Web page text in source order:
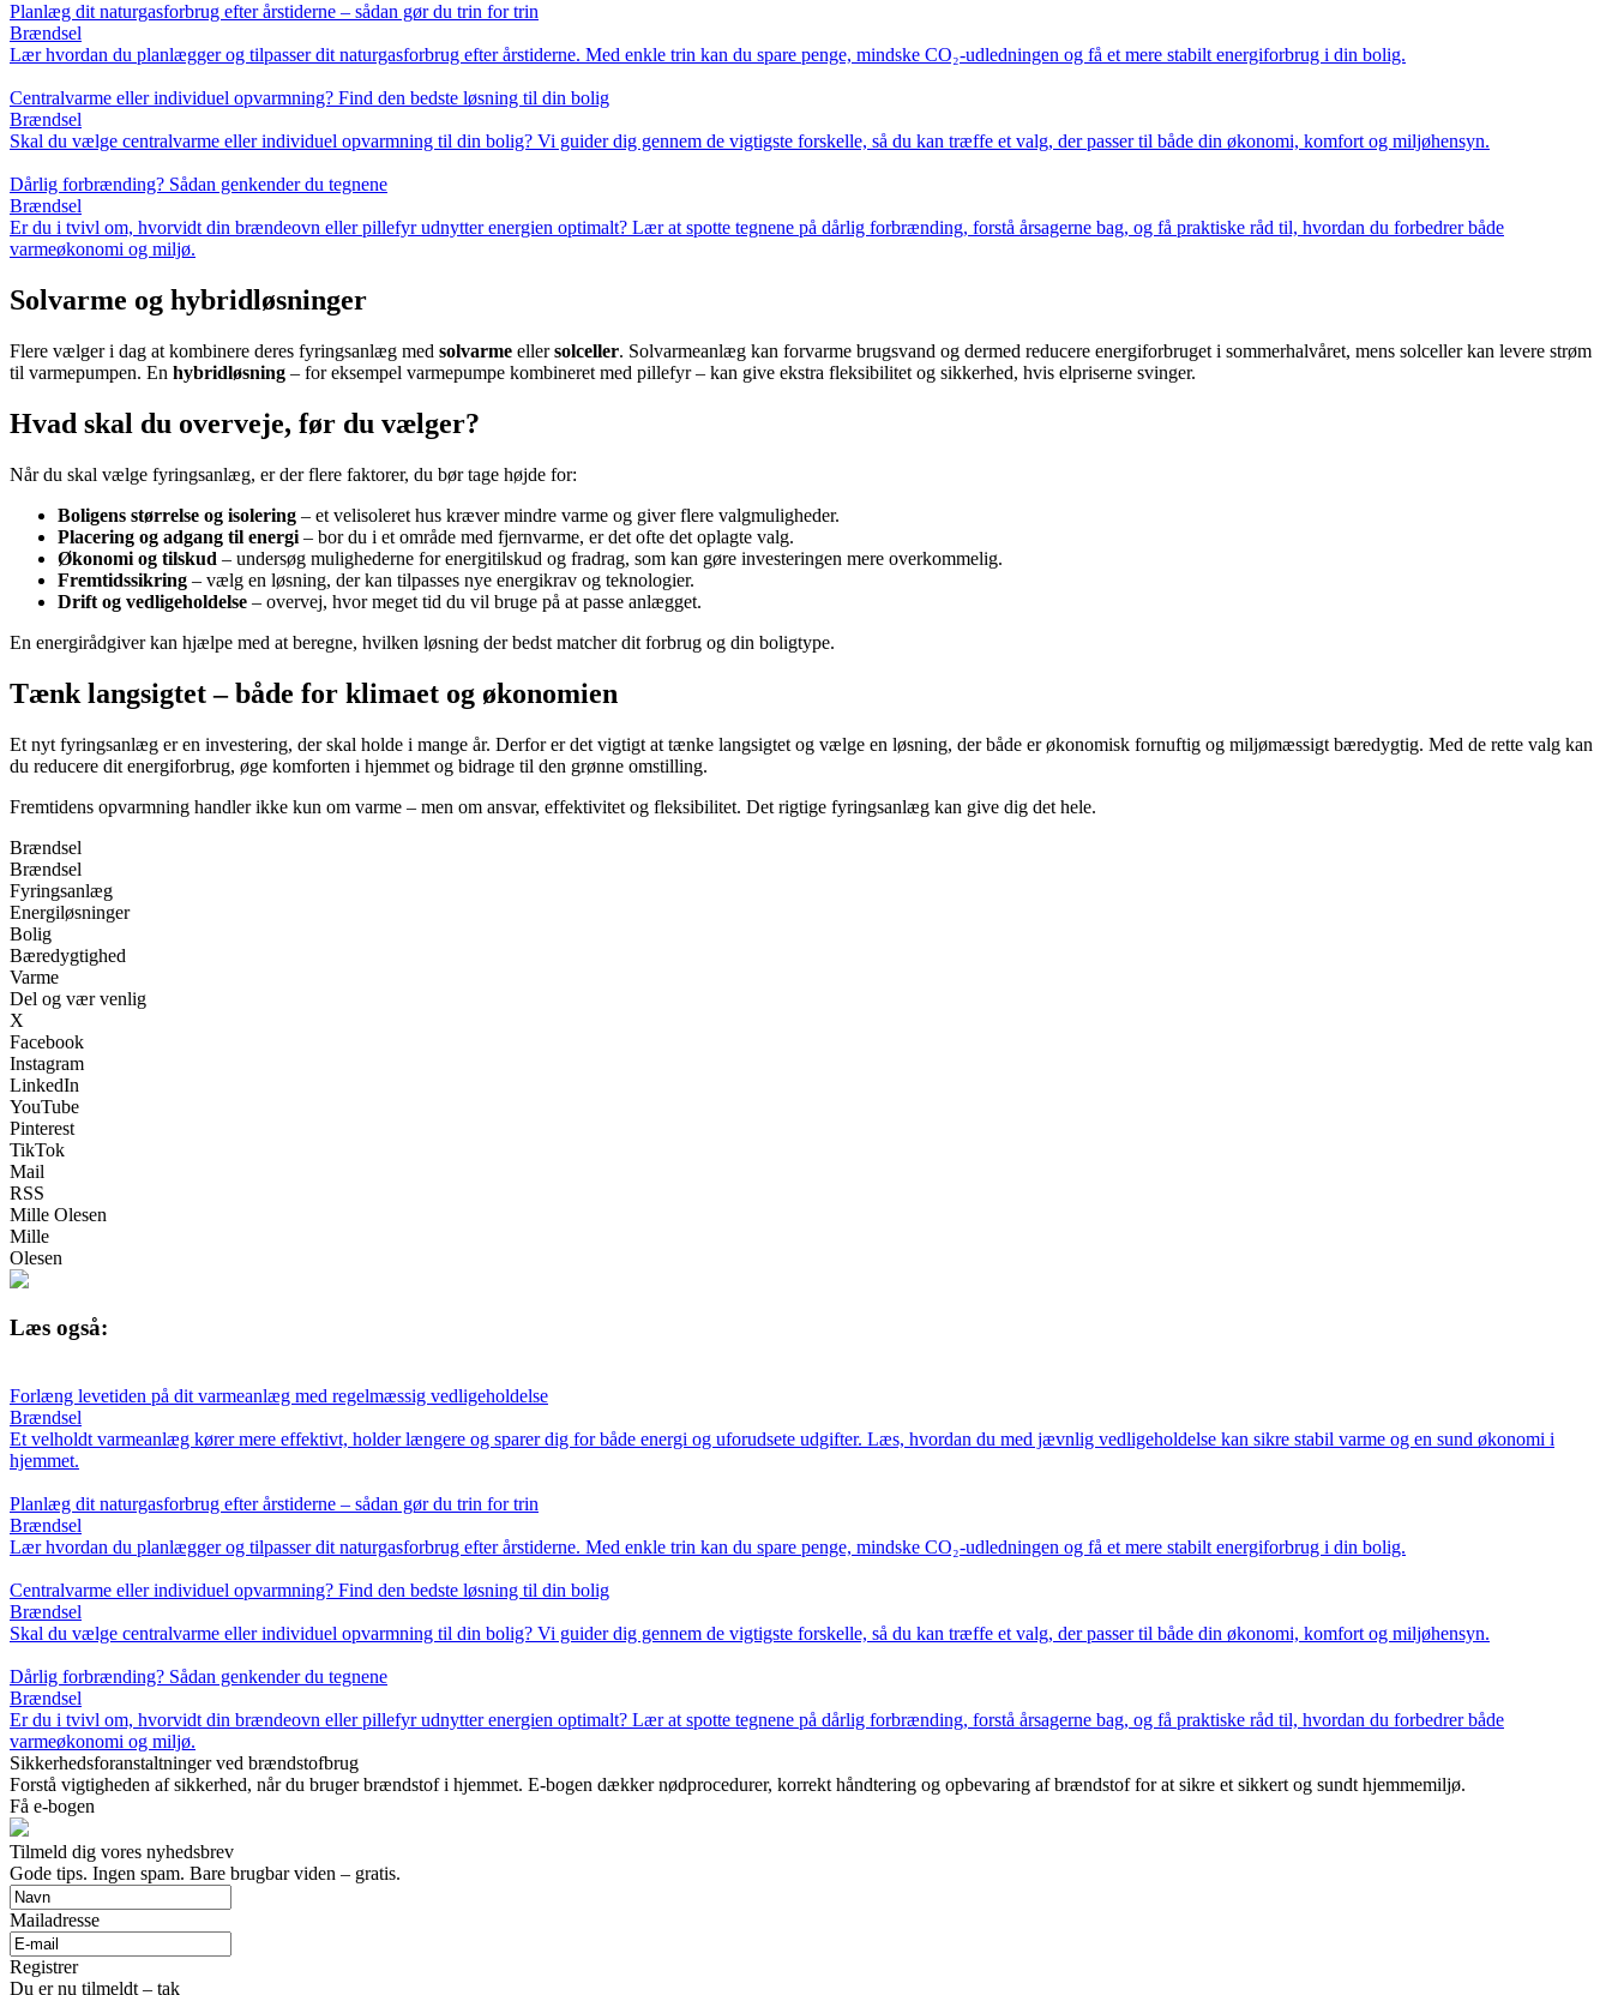
Planlæg dit naturgasforbrug efter årstiderne – sådan gør du trin for trin
Brændsel
Lær hvordan du planlægger og tilpasser dit naturgasforbrug efter årstiderne. Med enkle trin kan du spare penge, mindske CO₂-udledningen og få et mere stabilt energiforbrug i din bolig.
Centralvarme eller individuel opvarmning? Find den bedste løsning til din bolig
Brændsel
Skal du vælge centralvarme eller individuel opvarmning til din bolig? Vi guider dig gennem de vigtigste forskelle, så du kan træffe et valg, der passer til både din økonomi, komfort og miljøhensyn.
Dårlig forbrænding? Sådan genkender du tegnene
Brændsel
Er du i tvivl om, hvorvidt din brændeovn eller pillefyr udnytter energien optimalt? Lær at spotte tegnene på dårlig forbrænding, forstå årsagerne bag, og få praktiske råd til, hvordan du forbedrer både
varmeøkonomi og miljø.
Solvarme og hybridløsninger
Flere vælger i dag at kombinere deres fyringsanlæg med solvarme ellersolceller. Solvarmeanlæg kan forvarme brugsvand og dermed reducere energiforbruget i sommerhalvåret, mens solceller kan levere strøm
til varmepumpen. En hybridløsning – for eksempel varmepumpe kombineret med pillefyr – kan give ekstra fleksibilitet og sikkerhed, hvis elpriserne svinger.
Hvad skal du overveje, før du vælger?
Når du skal vælge fyringsanlæg, er der flere faktorer, du bør tage højde for:
Boligens størrelse og isolering – et velisoleret hus kræver mindre varme og giver flere valgmuligheder.
Placering og adgang til energi – bor du i et område med fjernvarme, er det ofte det oplagte valg.
Økonomi og tilskud – undersøg mulighederne for energitilskud og fradrag, som kan gøre investeringen mere overkommelig.
Fremtidssikring – vælg en løsning, der kan tilpasses nye energikrav og teknologier.
Drift og vedligeholdelse – overvej, hvor meget tid du vil bruge på at passe anlægget.
En energirådgiver kan hjælpe med at beregne, hvilken løsning der bedst matcher dit forbrug og din boligtype.
Tænk langsigtet – både for klimaet og økonomien
Et nyt fyringsanlæg er en investering, der skal holde i mange år. Derfor er det vigtigt at tænke langsigtet og vælge en løsning, der både er økonomisk fornuftig og miljømæssigt bæredygtig. Med de rette valg kan
du reducere dit energiforbrug, øge komforten i hjemmet og bidrage til den grønne omstilling.
Fremtidens opvarmning handler ikke kun om varme – men om ansvar, effektivitet og fleksibilitet. Det rigtige fyringsanlæg kan give dig det hele.
Brændsel
Brændsel
Fyringsanlæg
Energiløsninger
Bolig
Bæredygtighed
Varme
Del og vær venlig
X
Facebook
Instagram
LinkedIn
YouTube
Pinterest
TikTok
Mail
RSS
Mille Olesen
Mille
Olesen
Læs også:
Forlæng levetiden på dit varmeanlæg med regelmæssig vedligeholdelse
Brændsel
Et velholdt varmeanlæg kører mere effektivt, holder længere og sparer dig for både energi og uforudsete udgifter. Læs, hvordan du med jævnlig vedligeholdelse kan sikre stabil varme og en sund økonomi i
hjemmet.
Planlæg dit naturgasforbrug efter årstiderne – sådan gør du trin for trin
Brændsel
Lær hvordan du planlægger og tilpasser dit naturgasforbrug efter årstiderne. Med enkle trin kan du spare penge, mindske CO₂-udledningen og få et mere stabilt energiforbrug i din bolig.
Centralvarme eller individuel opvarmning? Find den bedste løsning til din bolig
Brændsel
Skal du vælge centralvarme eller individuel opvarmning til din bolig? Vi guider dig gennem de vigtigste forskelle, så du kan træffe et valg, der passer til både din økonomi, komfort og miljøhensyn.
Dårlig forbrænding? Sådan genkender du tegnene
Brændsel
Er du i tvivl om, hvorvidt din brændeovn eller pillefyr udnytter energien optimalt? Lær at spotte tegnene på dårlig forbrænding, forstå årsagerne bag, og få praktiske råd til, hvordan du forbedrer både
varmeøkonomi og miljø.
Sikkerhedsforanstaltninger ved brændstofbrug
Forstå vigtigheden af sikkerhed, når du bruger brændstof i hjemmet. E-bogen dækker nødprocedurer, korrekt håndtering og opbevaring af brændstof for at sikre et sikkert og sundt hjemmemiljø.
Få e-bogen
Tilmeld dig vores nyhedsbrev
Gode tips. Ingen spam. Bare brugbar viden – gratis.
Mailadresse
Registrer
Du er nu tilmeldt – tak